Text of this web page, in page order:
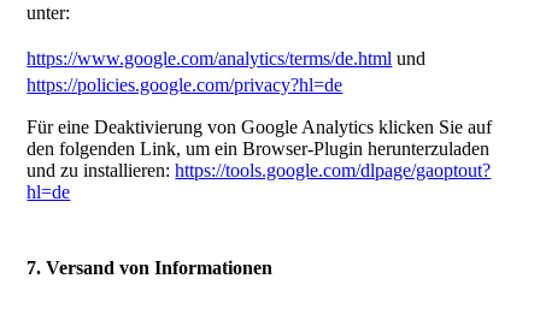
unter:
https://www.google.com/analytics/terms/de.html und
https://policies.google.com/privacy?hl=de
Für eine Deaktivierung von Google Analytics klicken Sie auf
den folgenden Link, um ein Browser-Plugin herunterzuladen
und zu installieren:https://tools.google.com/dlpage/gaoptout?
hl=de
7. Versand von Informationen